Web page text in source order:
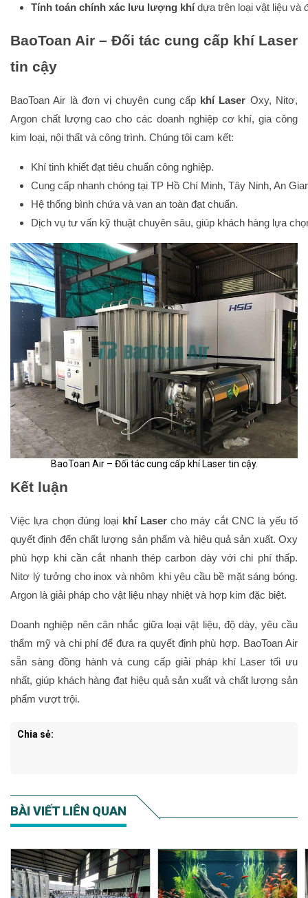
Tính toán chính xác lưu lượng khí dựa trên loại vật liệu và
BaoToan Air – Đối tác cung cấp khí Laser
tin cậy
BaoToan Air là đơn vị chuyên cung cấp khí Laser Oxy, Nitơ,
Argon chất lượng cao cho các doanh nghiệp cơ khí, gia công
kim loại, nội thất và công trình. Chúng tôi cam kết:
Khí tinh khiết đạt tiêu chuẩn công nghiệp.
Cung cấp nhanh chóng tại TP Hồ Chí Minh, Tây Ninh, An
Hệ thống bình chứa và van an toàn đạt chuẩn.
Dịch vụ tư vấn kỹ thuật chuyên sâu, giúp khách hàng lựa
BaoToan Air – Đối tác cung cấp khí Laser tin cậy.
Kết luận
Việc lựa chọn đúng loại khí Lasercho máy cắt CNC là yếu tố
quyết định đến chất lượng sản phẩm và hiệu quả sản xuất. Oxy
phù hợp khi cần cắt nhanh thép carbon dày với chi phí thấp.
Nitơ lý tưởng cho inox và nhôm khi yêu cầu bề mặt sáng bóng.
Argon là giải pháp cho vật liệu nhạy nhiệt và hợp kim đặc biệt.
Doanh nghiệp nên cân nhắc giữa loại vật liệu, độ dày, yêu cầu
thẩm mỹ và chi phí để đưa ra quyết định phù hợp. BaoToan Air
sẵn sàng đồng hành và cung cấp giải pháp khí Laser tối ưu
nhất, giúp khách hàng đạt hiệu quả sản xuất và chất lượng sản
phẩm vượt trội.
Chia sẻ:
BÀI VIẾT LIÊN QUAN